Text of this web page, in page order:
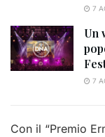
7
Un
7
Con il “Premio